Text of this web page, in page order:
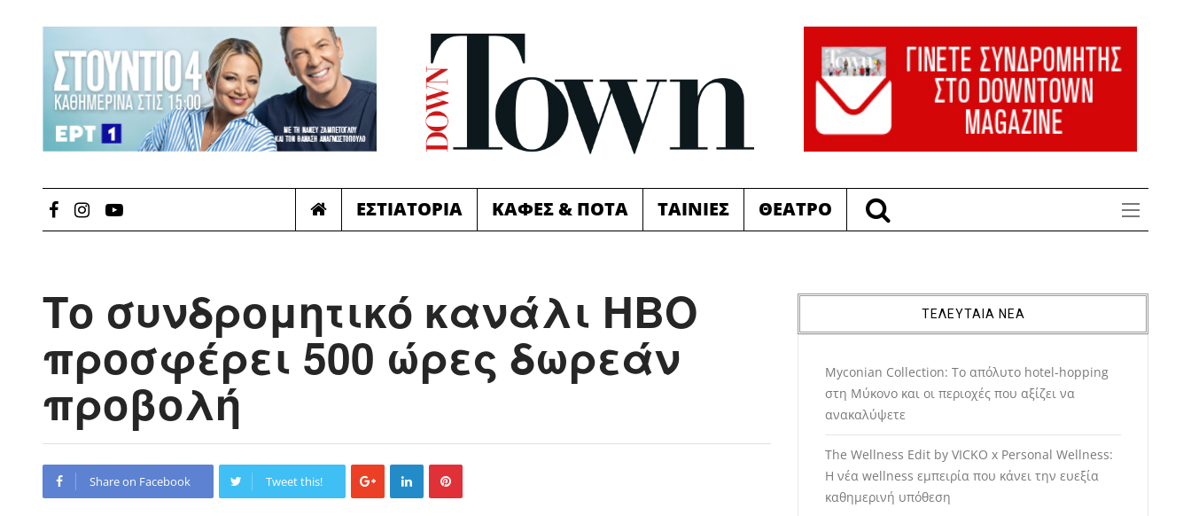
ΕΣΤΙΑΤΟΡΙΑ ΚΑΦΕΣ & ΠΟΤΑ ΤΑΙΝΙΕΣ ΘΕΑΤΡΟ
Το συνδρομητικό κανάλι ΗΒΟ
προσφέρει 500 ώρες δωρεάν
προβολή
Share on Facebook Tweet this!
ΤΕΛΕΥΤΑΙΑ ΝΕΑ
Myconian Collection: Το απόλυτο hotel-hopping
στη Μύκονο και οι περιοχές που αξίζει να
ανακαλύψετε
The Wellness Edit by VICKO x Personal Wellness:
Η νέα wellness εμπειρία που κάνει την ευεξία
καθημερινή υπόθεση